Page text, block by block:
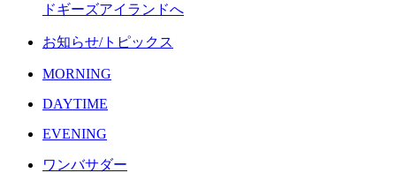
ドギーズアイランドへ
お知らせ/トピックス
MORNING
DAYTIME
EVENING
ワンバサダー